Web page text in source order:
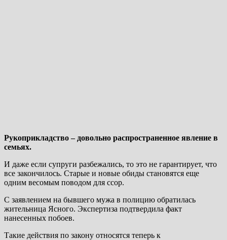
Рукоприкладство – довольно распространенное явление в
семьях.
И даже если супруги разбежались, то это не гарантирует, что
все закончилось. Старые и новые обиды становятся еще
одним весомым поводом для ссор.
С заявлением на бывшего мужа в полицию обратилась
жительница Ясного. Экспертиза подтвердила факт
нанесенных побоев.
Такие действия по закону относятся теперь к